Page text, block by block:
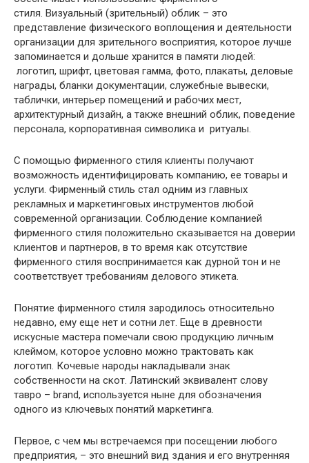
стиля. Визуальный (зрительный) облик – это
представление физического воплощения и деятельности
организации для зрительного восприятия, которое лучше
запоминается и дольше хранится в памяти людей:
логотип, шрифт, цветовая гамма, фото, плакаты, деловые
награды, бланки документации, служебные вывески,
таблички, интерьер помещений и рабочих мест,
архитектурный дизайн, а также внешний облик, поведение
персонала, корпоративная символика и ритуалы.
С помощью фирменного стиля клиенты получают
возможность идентифицировать компанию, ее товары и
услуги. Фирменный стиль стал одним из главных
рекламных и маркетинговых инструментов любой
современной организации. Соблюдение компанией
фирменного стиля положительно сказывается на доверии
клиентов и партнеров, в то время как отсутствие
фирменного стиля воспринимается как дурной тон и не
соответствует требованиям делового этикета.
Понятие фирменного стиля зародилось относительно
недавно, ему еще нет и сотни лет. Еще в древности
искусные мастера помечали свою продукцию личным
клеймом, которое условно можно трактовать как
логотип. Кочевые народы накладывали знак
собственности на скот. Латинский эквивалент слову
тавро – brand, используется ныне для обозначения
одного из ключевых понятий маркетинга.
Первое, с чем мы встречаемся при посещении любого
предприятия, – это внешний вид здания и его внутренняя